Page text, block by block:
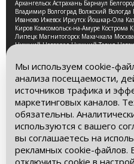
Архангельск Астрахань Барнаул
Владимир Волгоград Волжский
Иваново Ижевск Иркутск Йошкар-Ола
Киров Комсомольск-на-Амуре Кострома
Липецк Магнитогорск Махачкала
Нижний Новгород Нижний Тагил
Санкт-Петербург Саранск Саратов
Сургут Таганрог Тамбов Тверь Томск
Хабаровск Чебоксары Челябинск
2026 © Компания «Буровые
защищены. Обращаем Ваше
интернет-сайт носит
характер и ни при каких
материалы и цены,
публичной офертой,
437 Гражданского кодекса
Мы используем cookie-
анализа посещаемости,
источников трафика и
маркетинговых каналов.
обязательны.
используются с вашего
вы соглашаетесь на
рекламных cookie-файлов.